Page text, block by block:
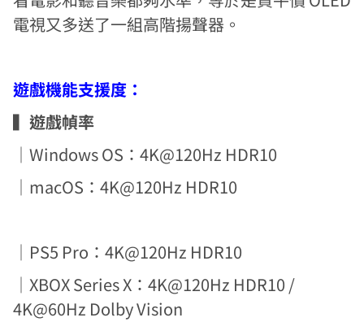
電視又多送了一組高階揚聲器。
遊戲機能支援度：
▍遊戲幀率
｜Windows OS：4K@120Hz HDR10
｜macOS：4K@120Hz HDR10
｜PS5 Pro：4K@120Hz HDR10
｜XBOX Series X：4K@120Hz HDR10 /
4K@60Hz Dolby Vision